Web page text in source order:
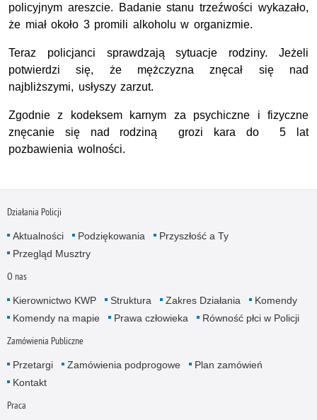
policyjnym areszcie. Badanie stanu trzeźwości wykazało,
że miał około 3 promili alkoholu w organizmie.
Teraz policjanci sprawdzają sytuacje rodziny. Jeżeli
potwierdzi się, że mężczyzna znęcał się nad
najbliższymi, usłyszy zarzut.
Zgodnie z kodeksem karnym za psychiczne i fizyczne
znęcanie się nad rodziną grozi kara do 5 lat
pozbawienia wolności.
Działania Policji
Aktualności Podziękowania
Przyszłość a Ty
Przegląd Musztry
O nas
Kierownictwo KWP Struktura Zakres Działania
Komendy
Komendy na mapie
Prawa człowieka Równość płci w Policji
Zamówienia Publiczne
Przetargi Zamówienia podprogowe
Plan zamówień
Kontakt
Praca